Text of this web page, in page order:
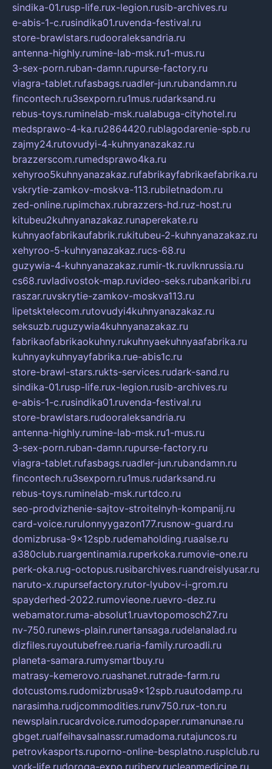
sindika-01.rusp-life.rux-legion.rusib-archives.ru
e-abis-1-c.rusindika01.ruvenda-festival.ru
store-brawlstars.rudooraleksandria.ru
antenna-highly.rumine-lab-msk.ru1-mus.ru
3-sex-porn.ruban-damn.rupurse-factory.ru
viagra-tablet.rufasbags.ruadler-jun.rubandamn.ru
fincontech.ru3sexporn.ru1mus.rudarksand.ru
rebus-toys.ruminelab-msk.rualabuga-cityhotel.ru
medsprawo-4-ka.ru2864420.rublagodarenie-spb.ru
zajmy24.rutovudyi-4-kuhnyanazakaz.ru
brazzerscom.rumedsprawo4ka.ru
xehyroo5kuhnyanazakaz.rufabrikayfabrikaefabrika.ru
vskrytie-zamkov-moskva-113.rubiletnadom.ru
zed-online.rupimchax.rubrazzers-hd.ruz-host.ru
kitubeu2kuhnyanazakaz.runaperekate.ru
kuhnyaofabrikaufabrik.rukitubeu-2-kuhnyanazakaz.ru
xehyroo-5-kuhnyanazakaz.rucs-68.ru
guzywia-4-kuhnyanazakaz.rumir-tk.ruvlknrussia.ru
cs68.ruvladivostok-map.ruvideo-seks.rubankaribi.ru
raszar.ruvskrytie-zamkov-moskva113.ru
lipetsktelecom.rutovudyi4kuhnyanazakaz.ru
seksuzb.ruguzywia4kuhnyanazakaz.ru
fabrikaofabrikaokuhny.rukuhnyaekuhnyaafabrika.ru
kuhnyaykuhnyayfabrika.rue-abis1c.ru
store-brawl-stars.rukts-services.rudark-sand.ru
sindika-01.rusp-life.rux-legion.rusib-archives.ru
e-abis-1-c.rusindika01.ruvenda-festival.ru
store-brawlstars.rudooraleksandria.ru
antenna-highly.rumine-lab-msk.ru1-mus.ru
3-sex-porn.ruban-damn.rupurse-factory.ru
viagra-tablet.rufasbags.ruadler-jun.rubandamn.ru
fincontech.ru3sexporn.ru1mus.rudarksand.ru
rebus-toys.ruminelab-msk.rurtdco.ru
seo-prodvizhenie-sajtov-stroitelnyh-kompanij.ru
card-voice.rurulonnyygazon177.rusnow-guard.ru
domizbrusa-9x12spb.rudemaholding.ruaalse.ru
a380club.ruargentinamia.ruperkoka.rumovie-one.ru
perk-oka.rug-octopus.rusibarchives.ruandreislyusar.ru
naruto-x.rupursefactory.rutor-lyubov-i-grom.ru
spayderhed-2022.rumovieone.ruevro-dez.ru
webamator.ruma-absolut1.ruavtopomosch27.ru
nv-750.runews-plain.runertansaga.rudelanalad.ru
dizfiles.ruyoutubefree.ruaria-family.ruroadli.ru
planeta-samara.rumysmartbuy.ru
matrasy-kemerovo.ruashanet.rutrade-farm.ru
dotcustoms.rudomizbrusa9x12spb.ruautodamp.ru
narasimha.rudjcommodities.runv750.rux-ton.ru
newsplain.rucardvoice.rumodopaper.rumanunae.ru
gbget.rualfeihavsalnassr.rumadoma.rutajuncos.ru
petrovkasports.ruporno-online-besplatno.rusplclub.ru
york-life.rudoroga-expo.ruribery.rucleanmedicine.ru